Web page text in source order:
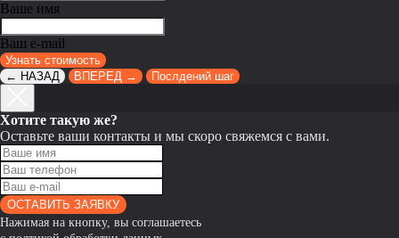
Ваше имя
Ваш e-mail
Узнать стоимость
← НАЗАД
ВПЕРЕД → Послдений шаг
Хотите такую же?
Оставьте ваши контакты и мы скоро свяжемся с вами.
ОСТАВИТЬ ЗАЯВКУ
Нажимая на кнопку, вы соглашаетесь